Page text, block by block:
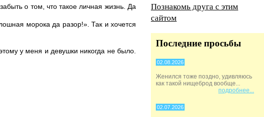
о том, что такое личная жизнь. Да
морока да разор!». Так и хочется
у меня и девушки никогда не было.
Познакомь друга с этим
сайтом
Последние просьбы
02.08.2026
Женился тоже поздно, удивляюсь
как такой нищеброд вообще...
подробнее...
02.07.2026